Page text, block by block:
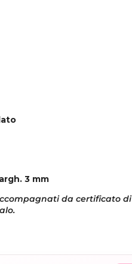
3 mm
da certificato di